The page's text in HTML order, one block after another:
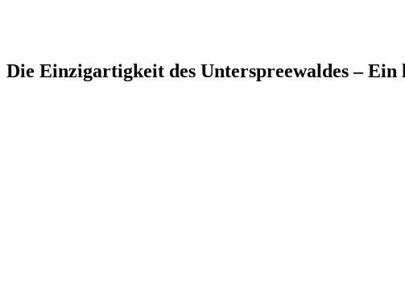
Die Einzigartigkeit des Unterspreewaldes – Ein